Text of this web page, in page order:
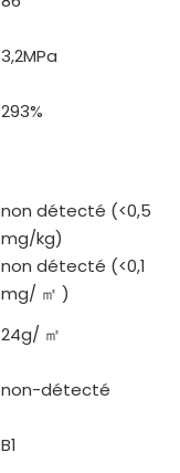
3,2MPa
293%
non détecté (<0,5
mg/kg)
non détecté (<0,1
mg/ ㎡ )
24g/ ㎡
non-détecté
B1